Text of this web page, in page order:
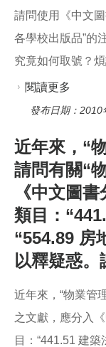
請問使用《中文
各學校出版品”的
究竟如何取號？
閱讀更多
版），
答，
發布日期：
近年來，“
請問有關“
《中文圖
類目：
“554.89 房
以釋疑惑。
近年來，“物業管
之文獻，應分入
目：“441.51 建築